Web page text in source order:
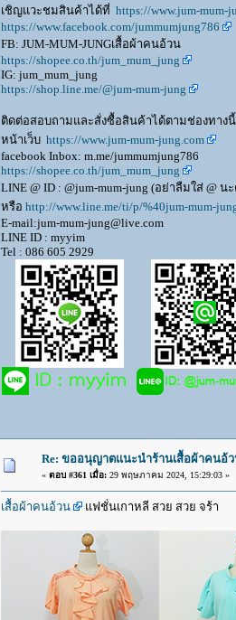
เชิญแวะชมสินค้าได้ที่ https://www.jum-mum-
https://www.facebook.com/jummumjung786
FB: JUM-MUM-JUNGเสื้อผ้าคนอ้วน
https://shopee.co.th/jum_mum_jung
IG: jum_mum_jung
https://shop.line.me/@jum-mum-jung
ติดต่อสอบถามและสั่งซื้อสินค้าได้ตามช่องทาง
หน้าเว็บ https://www.jum-mum-jung.com
facebook Inbox: m.me/jummumjung786
https://shopee.co.th/jum_mum_jung
LINE @ ID : @jum-mum-jung (อย่าลืมใส่ @ น
หรือ http://www.line.me/ti/p/%40jum-mum-
E-mail:jum-mum-jung@live.com
LINE ID : myyim
Tel : 086 605 2929
Re: ขออนุญาตแนะนำร้านเสื้อผ้าคนอ้
« ตอบ #361 เมื่อ:29 พฤษภาคม 2024, 15:29:03 »
เสื้อผ้าคนอ้วน แฟชั่นเกาหลี สวย สวย จร้า